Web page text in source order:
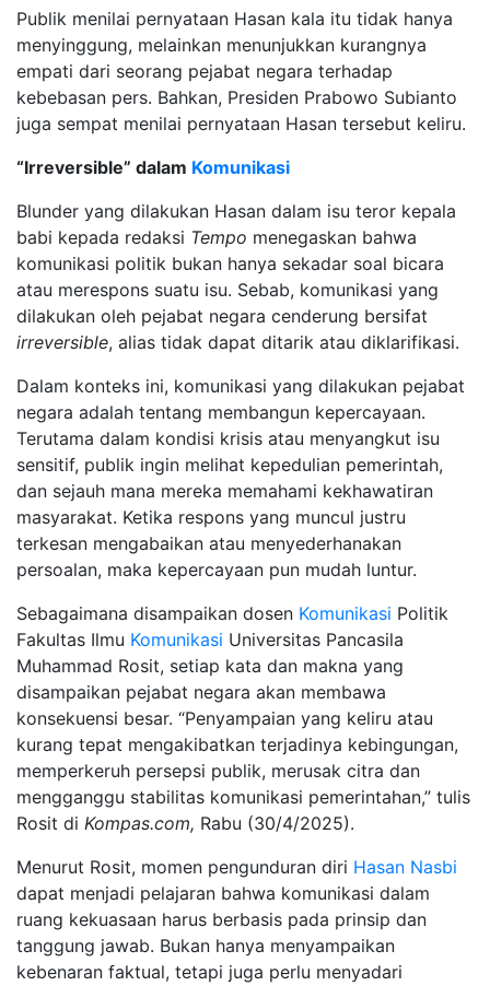
Publik menilai pernyataan Hasan kala itu tidak hanya
menyinggung, melainkan menunjukkan kurangnya
empati dari seorang pejabat negara terhadap
kebebasan pers. Bahkan, Presiden Prabowo Subianto
juga sempat menilai pernyataan Hasan tersebut keliru.
“Irreversible” dalam Komunikasi
Blunder yang dilakukan Hasan dalam isu teror kepala
babi kepada redaksi Tempo menegaskan bahwa
komunikasi politik bukan hanya sekadar soal bicara
atau merespons suatu isu. Sebab, komunikasi yang
dilakukan oleh pejabat negara cenderung bersifat
irreversible, alias tidak dapat ditarik atau diklarifikasi.
Dalam konteks ini, komunikasi yang dilakukan pejabat
negara adalah tentang membangun kepercayaan.
Terutama dalam kondisi krisis atau menyangkut isu
sensitif, publik ingin melihat kepedulian pemerintah,
dan sejauh mana mereka memahami kekhawatiran
masyarakat. Ketika respons yang muncul justru
terkesan mengabaikan atau menyederhanakan
persoalan, maka kepercayaan pun mudah luntur.
Sebagaimana disampaikan dosen Komunikasi Politik
Fakultas Ilmu Komunikasi Universitas Pancasila
Muhammad Rosit, setiap kata dan makna yang
disampaikan pejabat negara akan membawa
konsekuensi besar. “Penyampaian yang keliru atau
kurang tepat mengakibatkan terjadinya kebingungan,
memperkeruh persepsi publik, merusak citra dan
mengganggu stabilitas komunikasi pemerintahan,” tulis
Rosit di Kompas.com, Rabu (30/4/2025).
Menurut Rosit, momen pengunduran diri Hasan Nasbi
dapat menjadi pelajaran bahwa komunikasi dalam
ruang kekuasaan harus berbasis pada prinsip dan
tanggung jawab. Bukan hanya menyampaikan
kebenaran faktual, tetapi juga perlu menyadari